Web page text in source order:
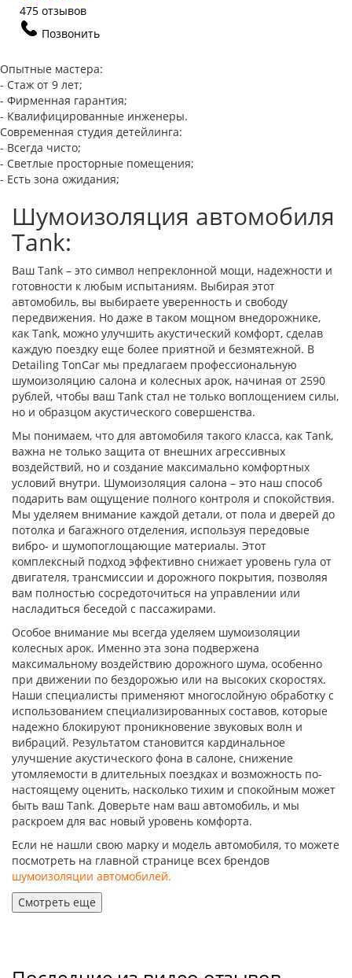
475 отзывов
Позвонить
Опытные мастера:
- Стаж от 9 лет;
- Фирменная гарантия;
- Квалифицированные инженеры.
Современная студия детейлинга:
- Всегда чисто;
- Светлые просторные помещения;
- Есть зона ожидания;
Шумоизоляция автомобиля
Tank:
Ваш Tank – это символ непреклонной мощи, надежности и
готовности к любым испытаниям. Выбирая этот
автомобиль, вы выбираете уверенность и свободу
передвижения. Но даже в таком мощном внедорожнике,
как Tank, можно улучшить акустический комфорт, сделав
каждую поездку еще более приятной и безмятежной. В
Detailing TonCar мы предлагаем профессиональную
шумоизоляцию салона и колесных арок, начиная от 2590
рублей, чтобы ваш Tank стал не только воплощением силы,
но и образцом акустического совершенства.
Мы понимаем, что для автомобиля такого класса, как Tank,
важна не только защита от внешних агрессивных
воздействий, но и создание максимально комфортных
условий внутри. Шумоизоляция салона – это наш способ
подарить вам ощущение полного контроля и спокойствия.
Мы уделяем внимание каждой детали, от пола и дверей до
потолка и багажного отделения, используя передовые
вибро- и шумопоглощающие материалы. Этот
комплексный подход эффективно снижает уровень гула от
двигателя, трансмиссии и дорожного покрытия, позволяя
вам полностью сосредоточиться на управлении или
насладиться беседой с пассажирами.
Особое внимание мы всегда уделяем шумоизоляции
колесных арок. Именно эта зона подвержена
максимальному воздействию дорожного шума, особенно
при движении по бездорожью или на высоких скоростях.
Наши специалисты применяют многослойную обработку с
использованием специализированных составов, которые
надежно блокируют проникновение звуковых волн и
вибраций. Результатом становится кардинальное
улучшение акустического фона в салоне, снижение
утомляемости в длительных поездках и возможность по-
настоящему оценить, насколько тихим и спокойным может
быть ваш Tank. Доверьте нам ваш автомобиль, и мы
раскроем для вас новый уровень комфорта.
Если не нашли свою марку и модель автомобиля, то можете
посмотреть на главной странице всех брендов
шумоизоляции автомобилей.
Смотреть еще